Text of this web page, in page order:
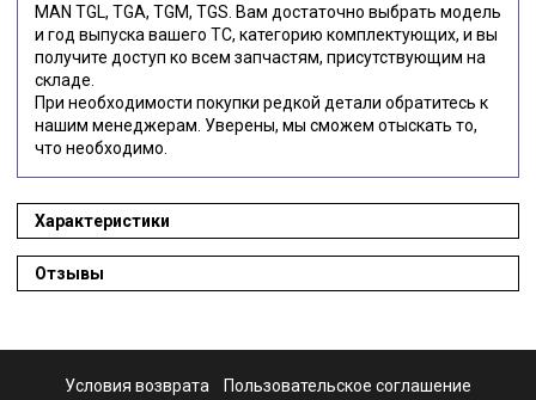
MAN TGL, TGA, TGM, TGS. Вам достаточно выбрать модель
и год выпуска вашего ТС, категорию комплектующих, и вы
получите доступ ко всем запчастям, присутствующим на
складе.
При необходимости покупки редкой детали обратитесь к
нашим менеджерам. Уверены, мы сможем отыскать то,
что необходимо.
Характеристики
Отзывы
Условия возврата Пользовательское соглашение